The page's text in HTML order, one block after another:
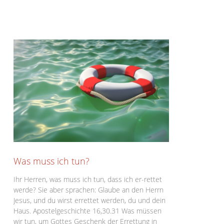
Was muss ich tun?
Ihr Herren, was muss ich tun, dass ich er-rettet
werde? Sie aber sprachen: Glaube an den Herrn
Jesus, und du wirst errettet werden, du und dein
Haus. Apostelgeschichte 16,30.31 Was müssen
wir tun, um Gottes Geschenk der Errettung in